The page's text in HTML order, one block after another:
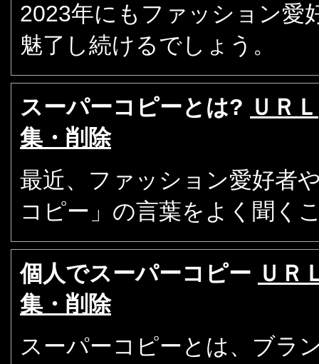
2023年にもファッション愛
魅了し続けるでしょう。
スーパーコピーとは? ＵＲＬ
集・削除
最近、ファッション愛好者
コピー」の言葉をよく聞く
個人でスーパーコピー ＵＲ
集・削除
スーパーコピーとは、ブラ